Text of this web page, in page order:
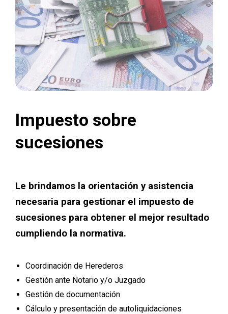
Impuesto sobre
sucesiones
Le brindamos la orientación y asistencia
necesaria para gestionar el impuesto de
sucesiones para obtener el mejor resultado
cumpliendo la normativa.
Coordinación de Herederos
Gestión ante Notario y/o Juzgado
Gestión de documentación
Cálculo y presentación de autoliquidaciones